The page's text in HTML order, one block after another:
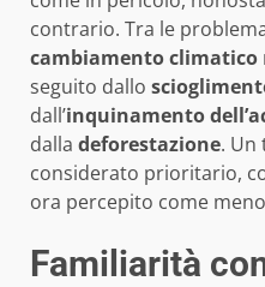
contrario. Tra le
cambiamento climatico
seguito dallo
dall’inquinamento
dalla deforestazione. Un
considerato prioritario,
ora percepito come
Familiarità